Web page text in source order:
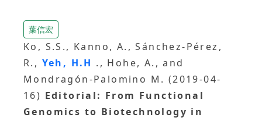
葉信宏
Ko, S.S., Kanno, A., Sánchez-Pérez,
R., Yeh, H.H ., Hohe, A., and
Mondragón-Palomino M. (2019-04-
16) Editorial: From Functional
Genomics to Biotechnology in